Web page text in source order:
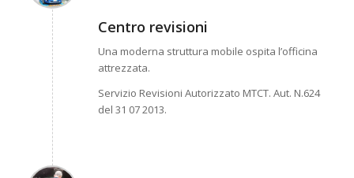
Centro revisioni
Una moderna struttura mobile ospita l’officina
attrezzata.
Servizio Revisioni Autorizzato MTCT. Aut. N.624
del 31 07 2013.